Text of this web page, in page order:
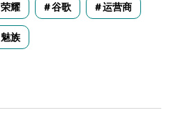
荣耀 谷歌 运营商
魅族